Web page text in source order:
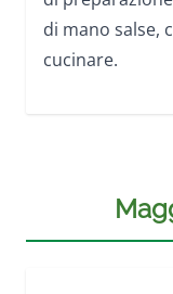
di mano salse,
cucinare.